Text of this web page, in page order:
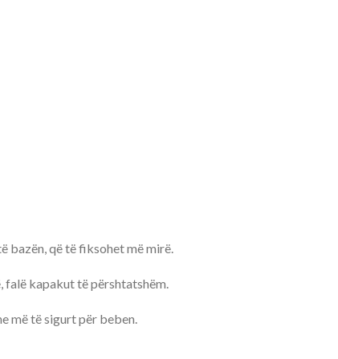
bazën, që të fiksohet më mirë.
kapakut të përshtatshëm.
më të sigurt për beben.